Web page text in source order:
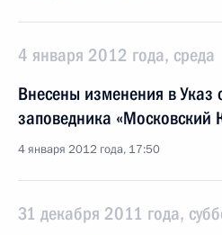
4 января 2012 года, среда
Внесены изменения в Указ
заповедника «Московский
4 января 2012 года, 17:50
31 декабря 2011 года,